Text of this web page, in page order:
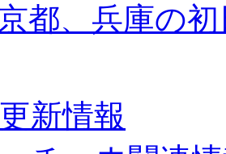
都、兵庫の
新情報